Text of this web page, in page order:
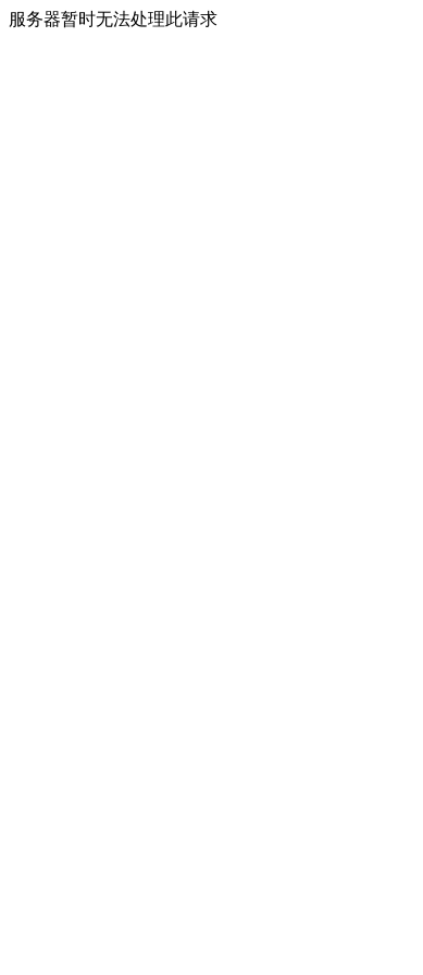
服务器暂时无法处理此请求